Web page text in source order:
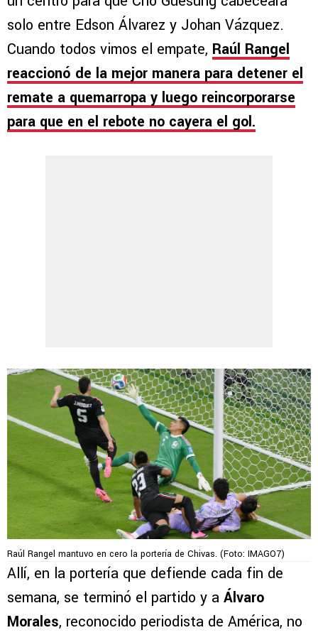
solo entre Edson Álvarez y Johan Vázquez.
Cuando todos vimos el empate, Raúl Rangel
reaccionó de la mejor manera para detener el
remate a quemarropa y luego reincorporarse
para que en el rebote no cayera el gol.
Raúl Rangel mantuvo en cero la portería de Chivas. (Foto: IMAGO7)
Allí, en la portería que defiende cada fin de
semana, se terminó el partido y a Álvaro
Morales, reconocido periodista de América, no